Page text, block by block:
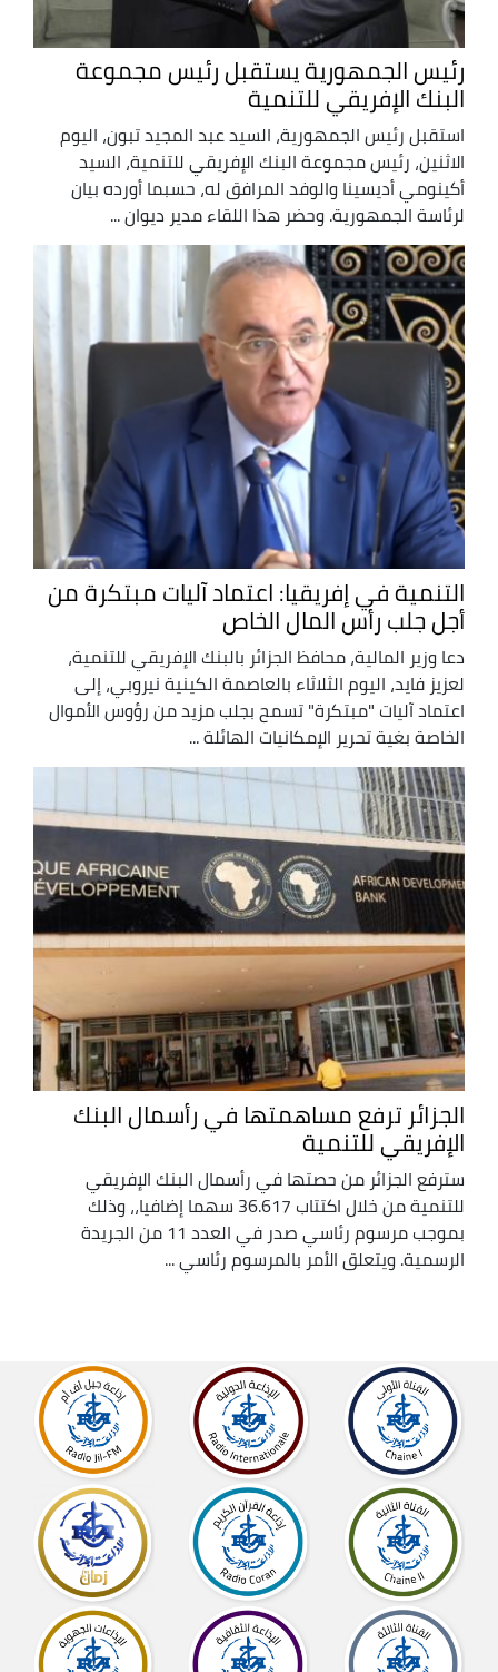
رئيس الجمهورية يستقبل رئيس مجموعة
البنك الإفريقي للتنمية
استقبل رئيس الجمهورية، السيد عبد المجيد تبون، اليوم
الاثنين، رئيس مجموعة البنك الإفريقي للتنمية، السيد
أكينومي أديسينا والوفد المرافق له، حسبما أورده بيان
لرئاسة الجمهورية. وحضر هذا اللقاء مدير ديوان ...
التنمية في إفريقيا: اعتماد آليات مبتكرة من
أجل جلب رأس المال الخاص
دعا وزير المالية، محافظ الجزائر بالبنك الإفريقي للتنمية،
لعزيز فايد، اليوم الثلاثاء بالعاصمة الكينية نيروبي، إلى
اعتماد آليات "مبتكرة" تسمح بجلب مزيد من رؤوس الأموال
الخاصة بغية تحرير الإمكانيات الهائلة ...
الجزائر ترفع مساهمتها في رأسمال البنك
الإفريقي للتنمية
سترفع الجزائر من حصتها في رأسمال البنك الإفريقي
للتنمية من خلال اكتتاب 36.617 سهما إضافيا،، وذلك
بموجب مرسوم رئاسي صدر في العدد 11 من الجريدة
الرسمية. ويتعلق الأمر بالمرسوم رئاسي ...